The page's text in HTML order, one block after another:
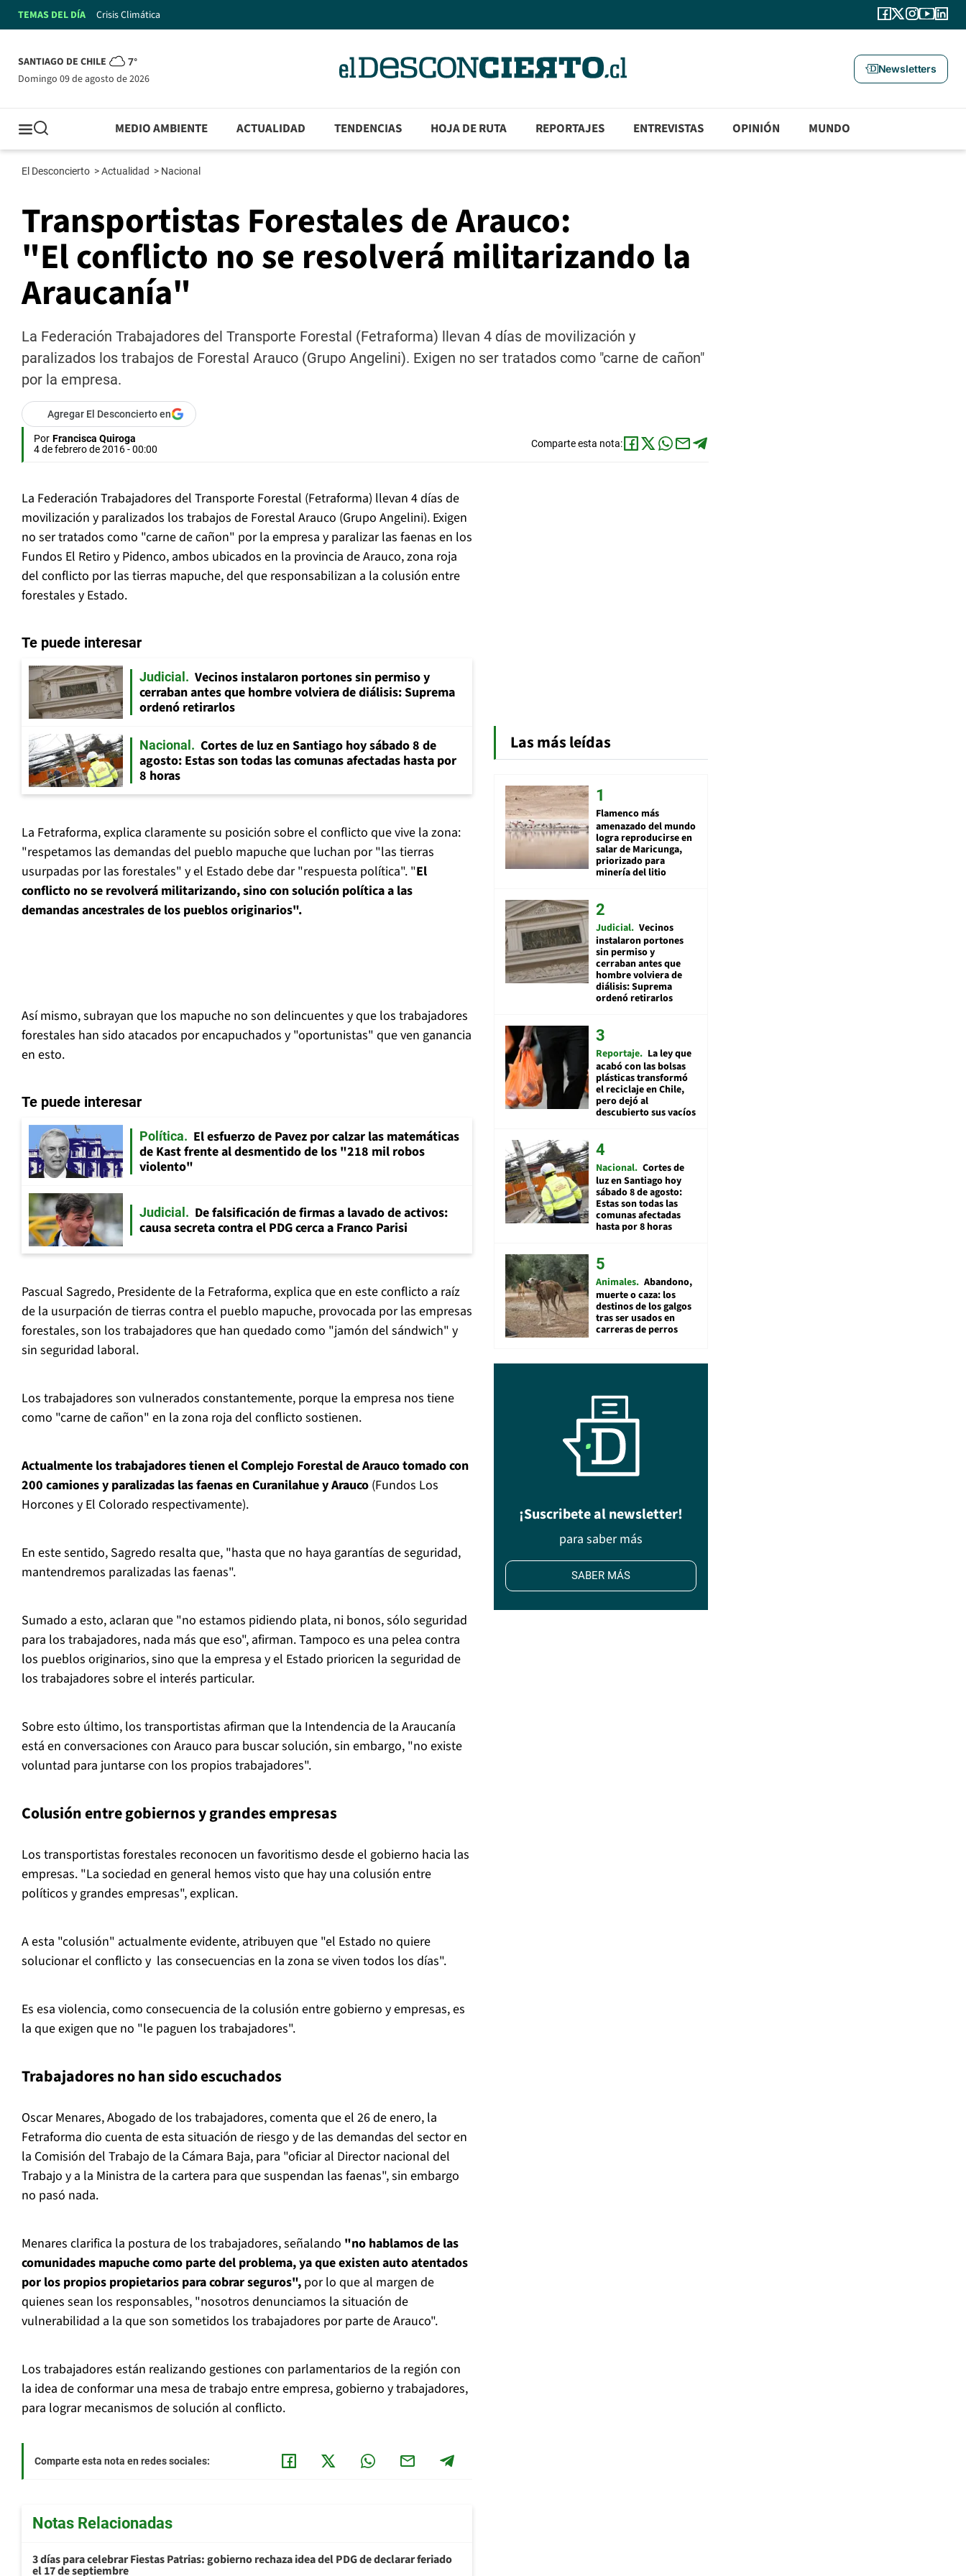
TEMAS DEL DÍA Crisis Climática
SANTIAGO DE CHILE 7°
domingo 09 de agosto de 2026
Newsletters
MEDIO AMBIENTE ACTUALIDAD TENDENCIAS HOJA DE RUTA REPORTAJES ENTREVISTAS OPINIÓN MUNDO
El Desconcierto >Actualidad > Nacional
Transportistas Forestales de Arauco:
"El conflicto no se resolverá militarizando la
Araucanía"
La Federación Trabajadores del Transporte Forestal (Fetraforma) llevan 4 días de movilización y
paralizados los trabajos de Forestal Arauco (Grupo Angelini). Exigen no ser tratados como "carne de cañon"
por la empresa.
Agregar El Desconcierto en
Por Francisca Quiroga
4 de febrero de 2016 - 00:00
Comparte esta nota:
La Federación Trabajadores del Transporte Forestal (Fetraforma) llevan 4 días de
movilización y paralizados los trabajos de Forestal Arauco (Grupo Angelini). Exigen
no ser tratados como "carne de cañon" por la empresa y paralizar las faenas en los
Fundos El Retiro y Pidenco, ambos ubicados en la provincia de Arauco, zona roja
del conflicto por las tierras mapuche, del que responsabilizan a la colusión entre
forestales y Estado.
Te puede interesar
Judicial
Vecinos instalaron portones sin permiso y
cerraban antes que hombre volviera de diálisis: Suprema
ordenó retirarlos
Nacional
Cortes de luz en Santiago hoy sábado 8 de
agosto: Estas son todas las comunas afectadas hasta por
8 horas
La Fetraforma, explica claramente su posición sobre el conflicto que vive la zona:
"respetamos las demandas del pueblo mapuche que luchan por "las tierras
usurpadas por las forestales" y el Estado debe dar "respuesta política". "El
conflicto no se revolverá militarizando, sino con solución política a las
demandas ancestrales de los pueblos originarios".
Así mismo, subrayan que los mapuche no son delincuentes y que los trabajadores
forestales han sido atacados por encapuchados y "oportunistas" que ven ganancia
en esto.
Te puede interesar
Política
El esfuerzo de Pavez por calzar las matemáticas
de Kast frente al desmentido de los "218 mil robos
violento"
Judicial
De falsificación de firmas a lavado de activos:
causa secreta contra el PDG cerca a Franco Parisi
Pascual Sagredo, Presidente de la Fetraforma, explica que en este conflicto a raíz
de la usurpación de tierras contra el pueblo mapuche, provocada por las empresas
forestales, son los trabajadores que han quedado como "jamón del sándwich" y
sin seguridad laboral.
Los trabajadores son vulnerados constantemente, porque la empresa nos tiene
como "carne de cañon" en la zona roja del conflicto sostienen.
Actualmente los trabajadores tienen el Complejo Forestal de Arauco tomado con
200 camiones y paralizadas las faenas en Curanilahue y Arauco (Fundos Los
Horcones y El Colorado respectivamente).
En este sentido, Sagredo resalta que, "hasta que no haya garantías de seguridad,
mantendremos paralizadas las faenas".
Sumado a esto, aclaran que "no estamos pidiendo plata, ni bonos, sólo seguridad
para los trabajadores, nada más que eso", afirman. Tampoco es una pelea contra
los pueblos originarios, sino que la empresa y el Estado prioricen la seguridad de
los trabajadores sobre el interés particular.
Sobre esto último, los transportistas afirman que la Intendencia de la Araucanía
está en conversaciones con Arauco para buscar solución, sin embargo, "no existe
voluntad para juntarse con los propios trabajadores".
Colusión entre gobiernos y grandes empresas
Los transportistas forestales reconocen un favoritismo desde el gobierno hacia las
empresas. "La sociedad en general hemos visto que hay una colusión entre
políticos y grandes empresas", explican.
A esta "colusión" actualmente evidente, atribuyen que "el Estado no quiere
solucionar el conflicto y las consecuencias en la zona se viven todos los días".
Es esa violencia, como consecuencia de la colusión entre gobierno y empresas, es
la que exigen que no "le paguen los trabajadores".
Trabajadores no han sido escuchados
Oscar Menares, Abogado de los trabajadores, comenta que el 26 de enero, la
Fetraforma dio cuenta de esta situación de riesgo y de las demandas del sector en
la Comisión del Trabajo de la Cámara Baja, para "oficiar al Director nacional del
Trabajo y a la Ministra de la cartera para que suspendan las faenas", sin embargo
no pasó nada.
Menares clarifica la postura de los trabajadores, señalando "no hablamos de las
comunidades mapuche como parte del problema, ya que existen auto atentados
por los propios propietarios para cobrar seguros", por lo que al margen de
quienes sean los responsables, "nosotros denunciamos la situación de
vulnerabilidad a la que son sometidos los trabajadores por parte de Arauco".
Los trabajadores están realizando gestiones con parlamentarios de la región con
la idea de conformar una mesa de trabajo entre empresa, gobierno y trabajadores,
para lograr mecanismos de solución al conflicto.
Comparte esta nota en redes sociales:
Notas Relacionadas
3 días para celebrar Fiestas Patrias: gobierno rechaza idea del PDG de declarar feriado
el 17 de septiembre
Las más leídas
Flamenco más
amenazado del mundo
logra reproducirse en
salar de Maricunga,
priorizado para
minería del litio
Judicial Vecinos
instalaron portones
sin permiso y
cerraban antes que
hombre volviera de
diálisis: Suprema
ordenó retirarlos
Reportaje La ley que
acabó con las bolsas
plásticas transformó
el reciclaje en Chile,
pero dejó al
descubierto sus vacíos
Nacional Cortes de
luz en Santiago hoy
sábado 8 de agosto:
Estas son todas las
comunas afectadas
hasta por 8 horas
Animales Abandono,
muerte o caza: los
destinos de los galgos
tras ser usados en
carreras de perros
¡Suscribete al newsletter!
para saber más
SABER MÁS